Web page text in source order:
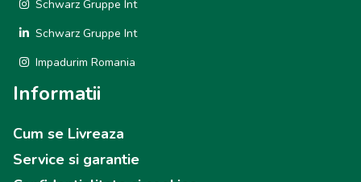
Schwarz Gruppe Int
Schwarz Gruppe Int
Impadurim Romania
Informatii
Cum se Livreaza
Service si garantie